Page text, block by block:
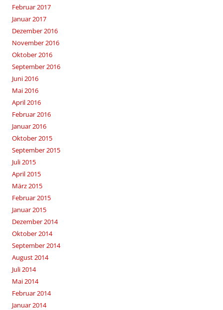
Februar 2017
Januar 2017
Dezember 2016
November 2016
Oktober 2016
September 2016
Juni 2016
Mai 2016
April 2016
Februar 2016
Januar 2016
Oktober 2015
September 2015
Juli 2015
April 2015
März 2015
Februar 2015
Januar 2015
Dezember 2014
Oktober 2014
September 2014
August 2014
Juli 2014
Mai 2014
Februar 2014
Januar 2014